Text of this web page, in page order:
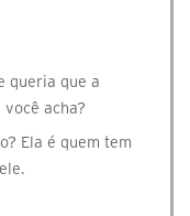
queria que a
acha?
Ela é quem tem